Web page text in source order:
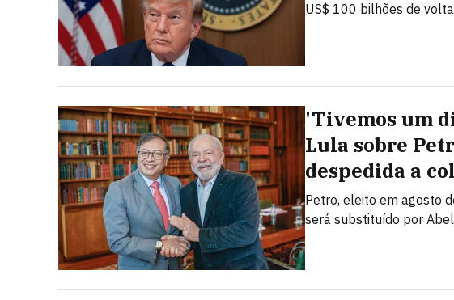
US$ 100 bilhões de
'Tivemos um
Lula sobre
despedida a
Petro, eleito em agosto
será substituído por